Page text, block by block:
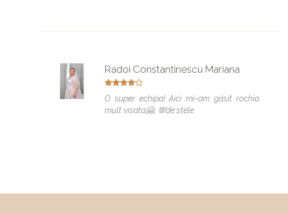
Radoi Constantinescu Mariana
O super echipa! Aici mi-am găsit rochia
mult visata🤗. 💯de stele